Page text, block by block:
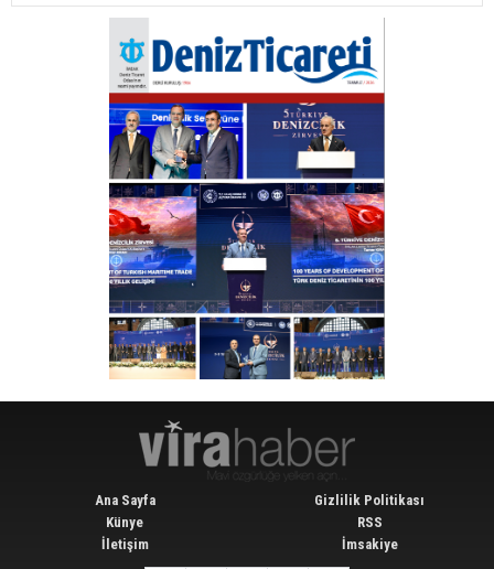
Ana Sayfa
Künye
İletişim
Gizlilik Politikası
RSS
İmsakiye